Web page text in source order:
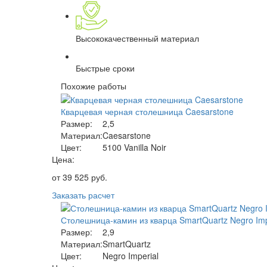
Высококачественный материал
Быстрые сроки
Похожие работы
Кварцевая черная столешница Caesarstone
Размер:
2,5
Материал:Caesarstone
Цвет:
5100 Vanilla Noir
Цена:
от39 525 руб.
Заказать расчет
Столешница-камин из кварца SmartQuartz Negro
Размер:
2,9
Материал:SmartQuartz
Цвет:
Negro Imperial